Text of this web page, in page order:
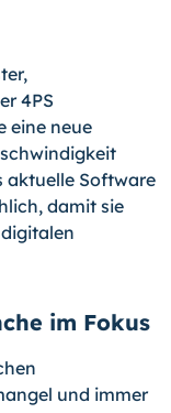
4PS
eine neue
aktuelle Software
damit sie
im Fokus
und immer